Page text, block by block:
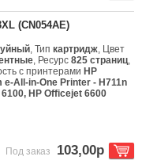
(CN054AE)
, Типкартридж, Цвет
, Ресурс825 страниц,
с принтерами HP
All-in-One Printer - H711n
HP Officejet 6600
Под заказ 103,00р